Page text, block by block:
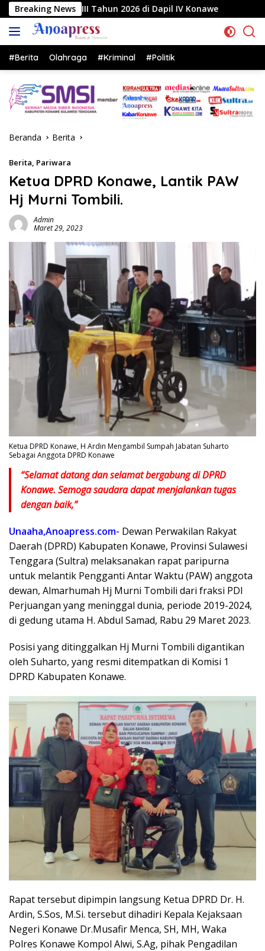
Langsung
ke
konten
Breaking News
2026 di Dapil IV Konawe Reses di Labela, Anggota
#Berita Olahraga #Kriminal #Politik
Beranda Berita
Berita, Pariwara
Ketua DPRD Konawe, Lantik PAW
Hj Murni Tombili.
Admin
Maret 29, 2023
Ketua DPRD Konawe, H Ardin Mengambil Sumpah Jabatan Suharto
Sebagai Anggota DPRD Konawe
“Selamat datang dan selamat bergabung di DPRD
Konawe. Semoga saudara dapat menjalankan tugas
dengan baik,”
Unaaha,Anoapress.com- Dewan Perwakilan Rakyat
Daerah (DPRD) Kabupaten Konawe, Provinsi Sulawesi
Tenggara (Sultra) melaksanakan rapat paripurna
untuk melantik Pengganti Antar Waktu (PAW) anggota
dewan, Almarhumah Hj Murni Tombili dari fraksi PDI
Perjuangan yang meninggal dunia, periode 2019-2024,
di gedung utama H. Abdul Samad, Rabu 29 Maret 2023.
Posisi yang ditinggalkan Hj Murni Tombili digantikan
oleh Suharto, yang resmi ditempatkan di Komisi 1
DPRD Kabupaten Konawe.
Rapat tersebut dipimpin langsung Ketua DPRD Dr. H.
Ardin, S.Sos, M.Si. tersebut dihadiri Kepala Kejaksaan
Negeri Konawe Dr.Musafir Menca, SH, MH, Waka
Polres Konawe Kompol Alwi, S.Ag, pihak Pengadilan